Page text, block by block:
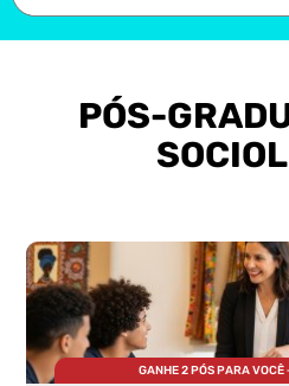
PÓS-
GANHE 2 PÓS PARA VOCÊ